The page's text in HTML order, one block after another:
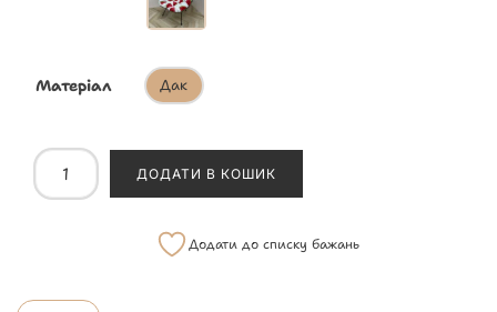
Матеріал Дак
ДОДАТИ В КОШИК
Додати до списку бажань